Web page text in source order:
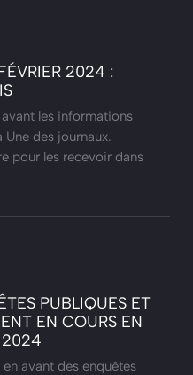
2024 :
les informations
des journaux.
pour les recevoir dans
PUBLIQUES ET
EN COURS EN
2024
avant des enquêtes